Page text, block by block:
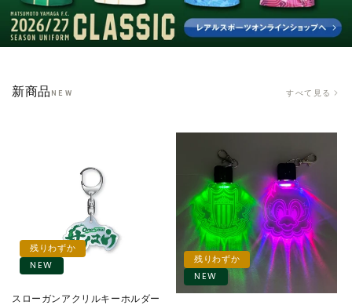
新商品 NEW すべて見る
残りわずか
NEW
スローガンアクリルキーホルダー
残りわずか
NEW